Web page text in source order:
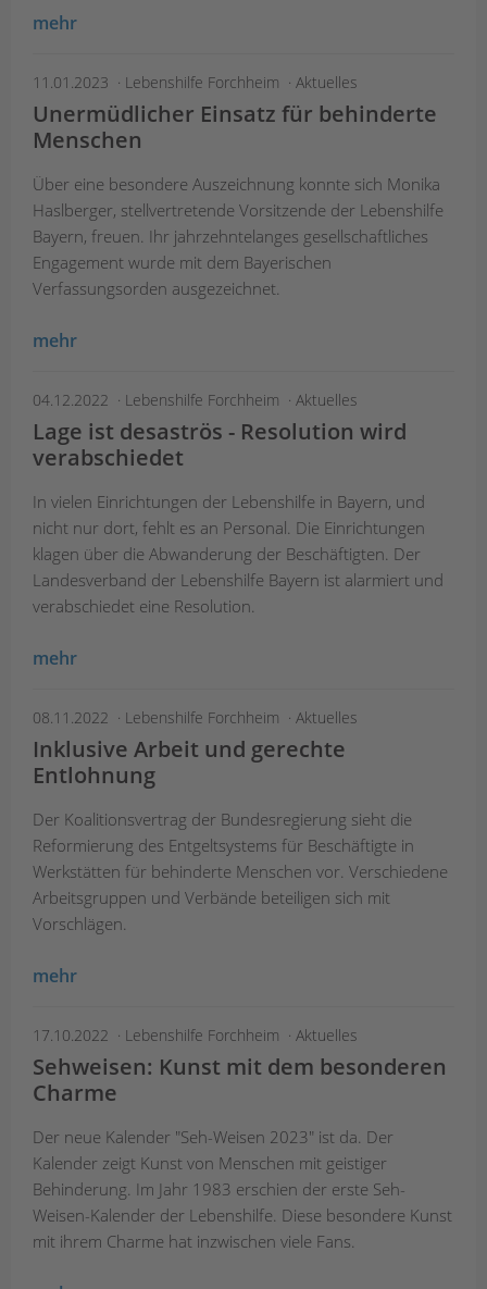
mehr
11.01.2023 Lebenshilfe Forchheim Aktuelles
Unermüdlicher Einsatz für behinderte
Menschen
Über eine besondere Auszeichnung konnte sich Monika
Haslberger, stellvertretende Vorsitzende der Lebenshilfe
Bayern, freuen. Ihr jahrzehntelanges gesellschaftliches
Engagement wurde mit dem Bayerischen
Verfassungsorden ausgezeichnet.
mehr
04.12.2022 Lebenshilfe Forchheim Aktuelles
Lage ist desaströs - Resolution wird
verabschiedet
In vielen Einrichtungen der Lebenshilfe in Bayern, und
nicht nur dort, fehlt es an Personal. Die Einrichtungen
klagen über die Abwanderung der Beschäftigten. Der
Landesverband der Lebenshilfe Bayern ist alarmiert und
verabschiedet eine Resolution.
mehr
08.11.2022 Lebenshilfe Forchheim Aktuelles
Inklusive Arbeit und gerechte
Entlohnung
Der Koalitionsvertrag der Bundesregierung sieht die
Reformierung des Entgeltsystems für Beschäftigte in
Werkstätten für behinderte Menschen vor. Verschiedene
Arbeitsgruppen und Verbände beteiligen sich mit
Vorschlägen.
mehr
17.10.2022 Lebenshilfe Forchheim Aktuelles
Sehweisen: Kunst mit dem besonderen
Charme
Der neue Kalender "Seh-Weisen 2023" ist da. Der
Kalender zeigt Kunst von Menschen mit geistiger
Behinderung. Im Jahr 1983 erschien der erste Seh-
Weisen-Kalender der Lebenshilfe. Diese besondere Kunst
mit ihrem Charme hat inzwischen viele Fans.